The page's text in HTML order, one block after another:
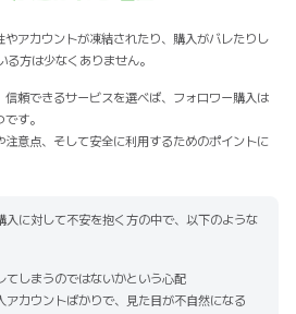
アカウントが凍結されたり、購入がバレたりし
方は少なくありません。
信頼できるサービスを選べば、フォロワー購入は
す。
意点、そして安全に利用するためのポイントに
入に対して不安を抱く方の中で、以下のような
てしまうのではないかという心配
アカウントばかりで、見た目が不自然になる